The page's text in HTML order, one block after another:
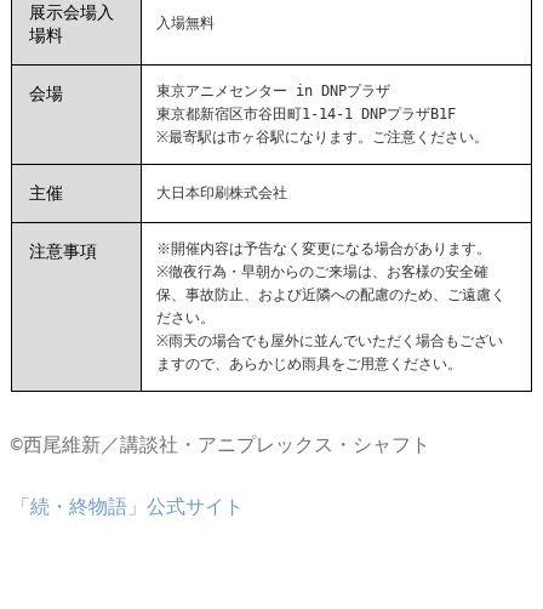
展示会場入
場料
入場無料
会場
東京アニメセンター in DNPプラザ
東京都新宿区市谷田町1-14-1 DNPプラザB1F
※最寄駅は市ヶ谷駅になります。ご注意ください。
主催 大日本印刷株式会社
注意事項
※開催内容は予告なく変更になる場合があります。
※徹夜行為・早朝からのご来場は、お客様の安全確
保、事故防止、および近隣への配慮のため、ご遠慮く
ださい。
※雨天の場合でも屋外に並んでいただく場合もござい
ますので、あらかじめ雨具をご用意ください。
©西尾維新／講談社・アニプレックス・シャフト
「続・終物語」公式サイト